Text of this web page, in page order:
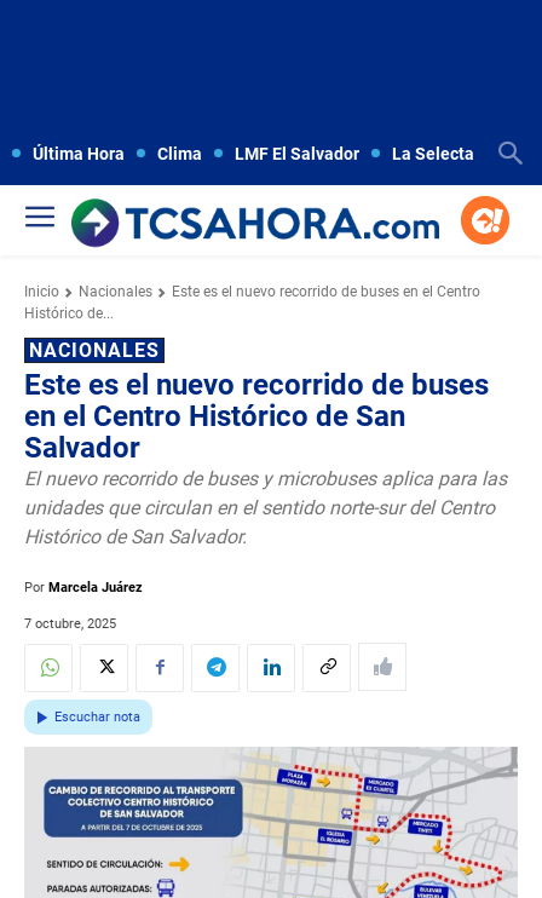
Última Hora Clima LMF El Salvador La Selecta
Inicio Nacionales
Este es el nuevo recorrido de buses en el Centro
Histórico de...
NACIONALES
Este es el nuevo recorrido de buses
en el Centro Histórico de San
Salvador
El nuevo recorrido de buses y microbuses aplica para las
unidades que circulan en el sentido norte-sur del Centro
Histórico de San Salvador.
Por Marcela Juárez
7 octubre, 2025
Escuchar nota